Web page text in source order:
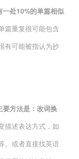
一处10%的单篇相似
篇重复很可能包含
有可能被指认为抄
要方法是：改词换
描述表达方式，如
。或者直接找英语